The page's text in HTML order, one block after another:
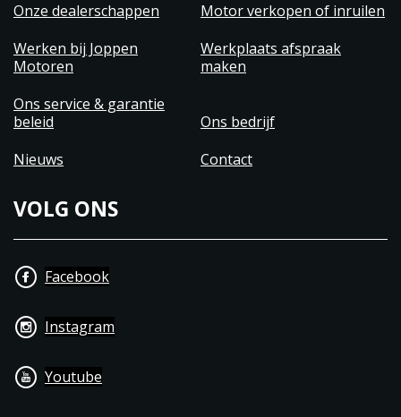
Onze dealerschappen
Motor verkopen of inruilen
Werken bij Joppen
Motoren
Werkplaats afspraak
maken
Ons service & garantie
beleid
Ons bedrijf
Nieuws
Contact
VOLG ONS
Facebook
Instagram
Youtube